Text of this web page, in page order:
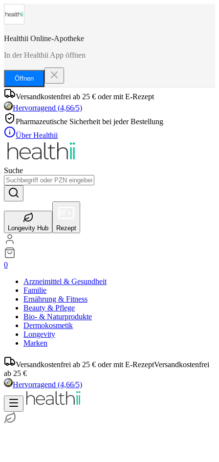
Healthii Online-Apotheke
In der Healthii App öffnen
Öffnen
Versandkostenfrei ab 25 € oder mit E-Rezept
Hervorragend (4,66/5)
Pharmazeutische Sicherheit bei jeder Bestellung
Über Healthii
Suche
Longevity Hub Rezept
0
Arzneimittel & Gesundheit
Familie
Ernährung & Fitness
Beauty & Pflege
Bio- & Naturprodukte
Dermokosmetik
Longevity
Marken
Versandkostenfrei ab 25 € oder mit E-RezeptVersandkostenfrei
ab 25 €
Hervorragend (4,66/5)